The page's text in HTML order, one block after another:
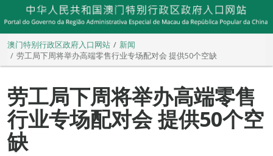
澳门特别行政区政府入口网站
新闻
劳工局下周将举办高端零售行业专场配对会 提供50个空缺
劳工局下周将举办高端零售
行业专场配对会 提供50个空
缺